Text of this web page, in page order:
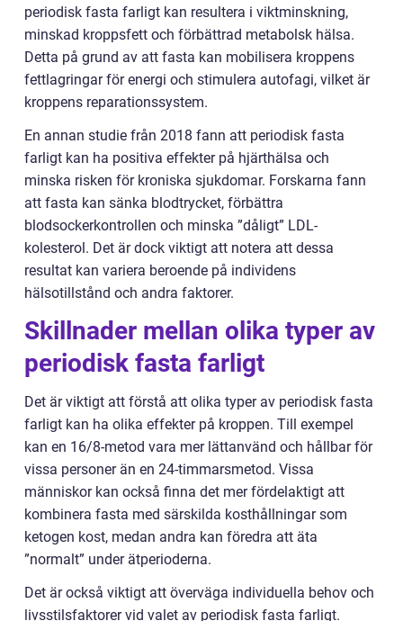
periodisk fasta farligt kan resultera i viktminskning,
minskad kroppsfett och förbättrad metabolsk hälsa.
Detta på grund av att fasta kan mobilisera kroppens
fettlagringar för energi och stimulera autofagi, vilket är
kroppens reparationssystem.
En annan studie från 2018 fann att periodisk fasta
farligt kan ha positiva effekter på hjärthälsa och
minska risken för kroniska sjukdomar. Forskarna fann
att fasta kan sänka blodtrycket, förbättra
blodsockerkontrollen och minska ”dåligt” LDL-
kolesterol. Det är dock viktigt att notera att dessa
resultat kan variera beroende på individens
hälsotillstånd och andra faktorer.
Skillnader mellan olika typer av
periodisk fasta farligt
Det är viktigt att förstå att olika typer av periodisk fasta
farligt kan ha olika effekter på kroppen. Till exempel
kan en 16/8-metod vara mer lättanvänd och hållbar för
vissa personer än en 24-timmarsmetod. Vissa
människor kan också finna det mer fördelaktigt att
kombinera fasta med särskilda kosthållningar som
ketogen kost, medan andra kan föredra att äta
”normalt” under ätperioderna.
Det är också viktigt att överväga individuella behov och
livsstilsfaktorer vid valet av periodisk fasta farligt.